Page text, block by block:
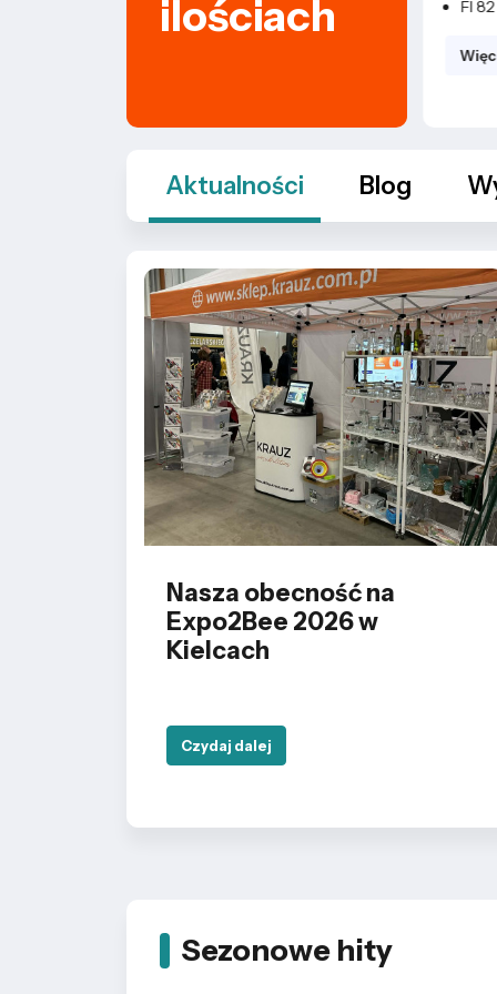
ilościach
Lejki, sitka
FI 82
Więcej
Aktualności Blog
Nasza obecność na
Expo2Bee 2026 w
Kielcach
Czydaj dalej
Sezonowe hity